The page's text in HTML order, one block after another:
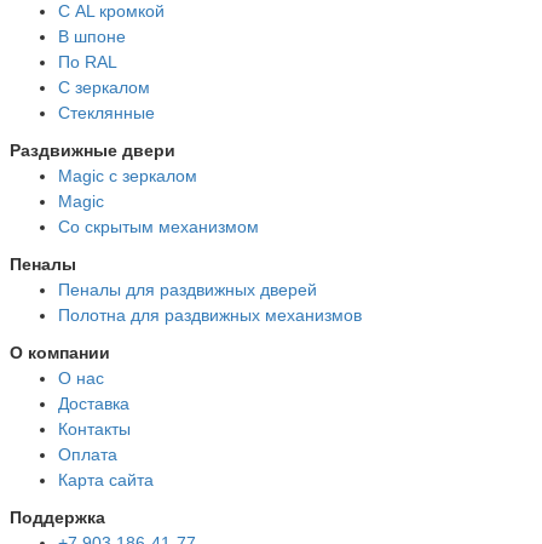
С AL кромкой
В шпоне
По RAL
С зеркалом
Стеклянные
Раздвижные двери
Magic с зеркалом
Magic
Со скрытым механизмом
Пеналы
Пеналы для раздвижных дверей
Полотна для раздвижных механизмов
О компании
О нас
Доставка
Контакты
Оплата
Карта сайта
Поддержка